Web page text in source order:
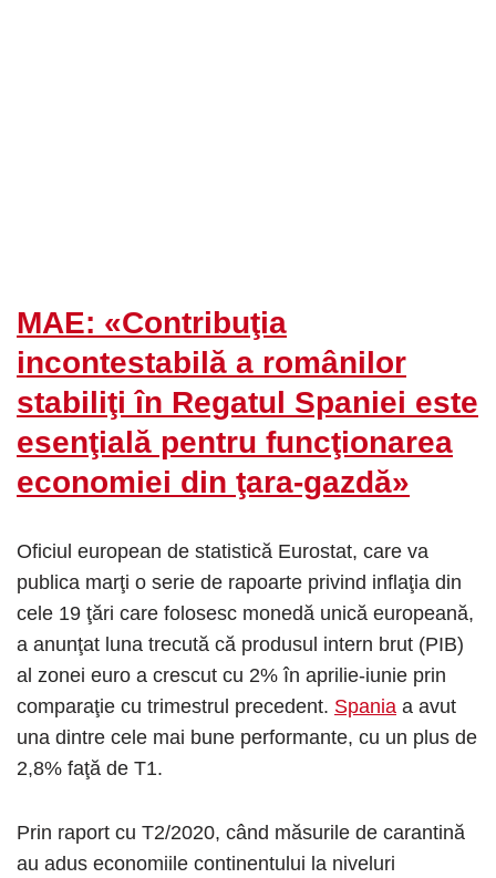
MAE: «Contribuţia
incontestabilă a românilor
stabiliţi în Regatul Spaniei este
esenţială pentru funcţionarea
economiei din ţara-gazdă»
Oficiul european de statistică Eurostat, care va
publica marţi o serie de rapoarte privind inflaţia din
cele 19 ţări care folosesc monedă unică europeană,
a anunţat luna trecută că produsul intern brut (PIB)
al zonei euro a crescut cu 2% în aprilie-iunie prin
comparaţie cu trimestrul precedent. Spania a avut
una dintre cele mai bune performante, cu un plus de
2,8% faţă de T1.
Prin raport cu T2/2020, când măsurile de carantină
au adus economiile continentului la niveluri